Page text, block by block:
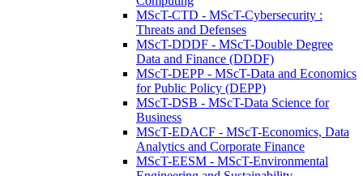
MScT-CTD - MScT-Cybersecurity :
Threats and Defenses
MScT-DDDF - MScT-Double Degree
Data and Finance (DDDF)
MScT-DEPP - MScT-Data and Economics
for Public Policy (DEPP)
MScT-DSB - MScT-Data Science for
Business
MScT-EDACF - MScT-Economics, Data
Analytics and Corporate Finance
MScT-EESM - MScT-Environmental